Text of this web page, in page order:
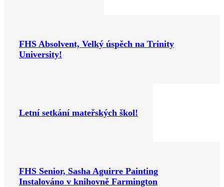
FHS Absolvent, Velký úspěch na Trinity
University!
Letní setkání mateřských škol!
FHS Senior, Sasha Aguirre Painting
Instalováno v knihovně Farmington